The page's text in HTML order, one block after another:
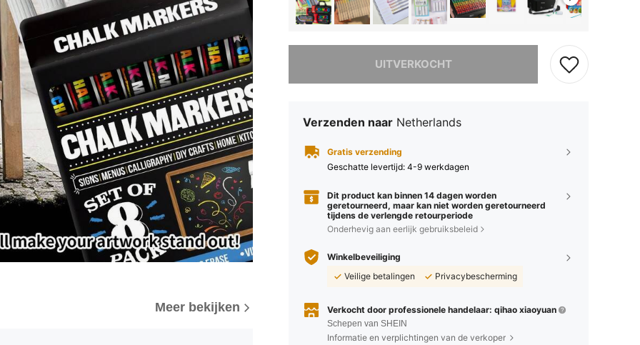
Meer bekijken
UITVERKOCHT
Sorry, dit product is uitverkocht.
Verzenden naar Netherlands
Gratis verzending
Geschatte levertijd: 4-9 werkdagen
Dit product kan binnen 14 dagen worden
geretourneerd, maar kan niet worden geretourneerd
tijdens de verlengde retourperiode
Onderhevig aan eerlijk gebruiksbeleid
Winkelbeveiliging
Veilige betalingen
Privacybescherming
Verkocht door professionele handelaar: qihao xiaoyuan
Schepen van SHEIN
Informatie en verplichtingen van de verkoper